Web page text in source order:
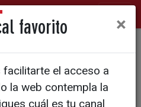
favorito ×
facilitarte el acceso a
la web contempla la
cuál es tu canal